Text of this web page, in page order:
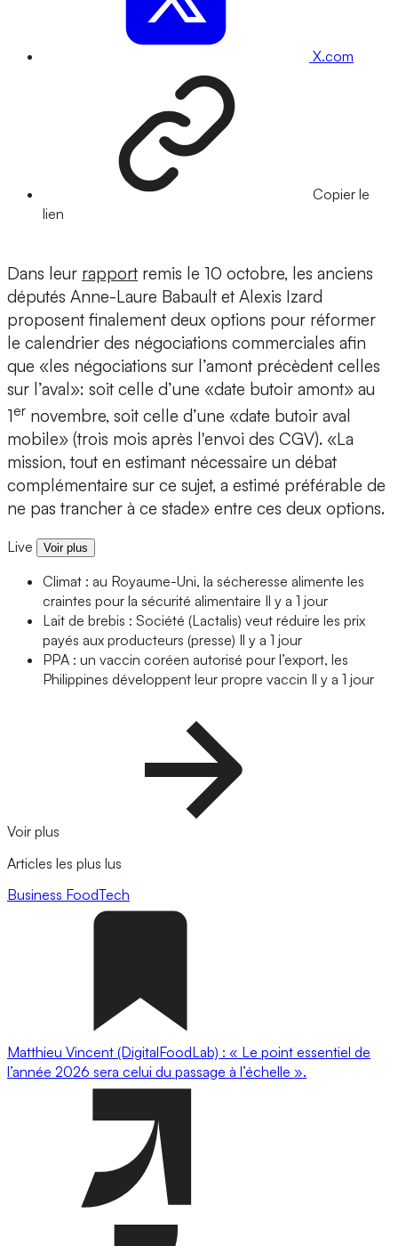
X.com
Copier le
lien
Dans leur rapport remis le 10 octobre, les anciens
députés Anne-Laure Babault et Alexis Izard
proposent finalement deux options pour réformer
le calendrier des négociations commerciales afin
que «les négociations sur l’amont précèdent celles
sur l’aval»: soit celle d’une «date butoir amont» au
1er novembre, soit celle d’une «date butoir aval
mobile» (trois mois après l'envoi des CGV). «La
mission, tout en estimant nécessaire un débat
complémentaire sur ce sujet, a estimé préférable de
ne pas trancher à ce stade» entre ces deux options.
Live Voir plus
Climat : au Royaume-Uni, la sécheresse alimente les
craintes pour la sécurité alimentaire Il y a 1 jour
Lait de brebis : Société (Lactalis) veut réduire les prix
payés aux producteurs (presse) Il y a 1 jour
PPA : un vaccin coréen autorisé pour l’export, les
Philippines développent leur propre vaccin Il y a 1 jour
Voir plus
Articles les plus lus
Business FoodTech
Matthieu Vincent (DigitalFoodLab) : « Le point essentiel de
l’année 2026 sera celui du passage à l’échelle ».